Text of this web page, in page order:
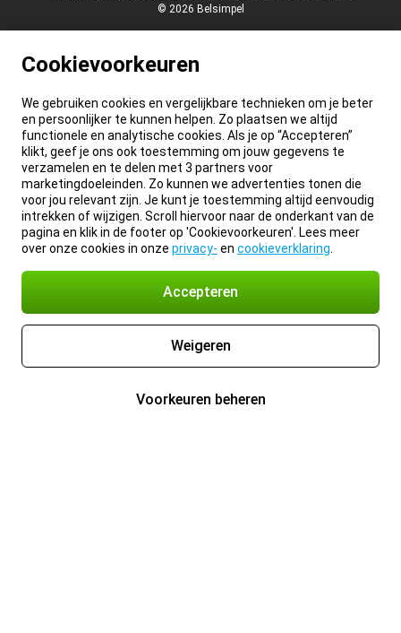
© 2026 Belsimpel
Cookievoorkeuren
We gebruiken cookies en vergelijkbare technieken om je beter
en persoonlijker te kunnen helpen. Zo plaatsen we altijd
functionele en analytische cookies. Als je op “Accepteren”
klikt, geef je ons ook toestemming om jouw gegevens te
verzamelen en te delen met 3 partners voor
marketingdoeleinden. Zo kunnen we advertenties tonen die
voor jou relevant zijn. Je kunt je toestemming altijd eenvoudig
intrekken of wijzigen. Scroll hiervoor naar de onderkant van de
pagina en klik in de footer op 'Cookievoorkeuren'. Lees meer
over onze cookies in onze privacy- en cookieverklaring
Accepteren
Weigeren
Voorkeuren beheren